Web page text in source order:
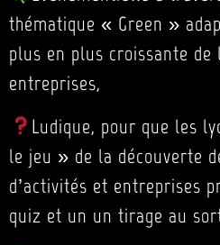
thématique « Green »
plus en plus croissante de
entreprises,
Ludique, pour que les
le jeu » de la découverte
d’activités et entreprises
quiz et un un tirage au